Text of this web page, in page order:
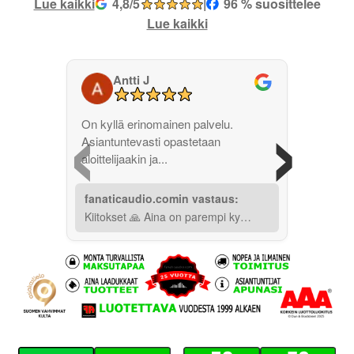
Lue kaikki
‹
Antti J
On kyllä erinomainen palvelu.
Asiantuntevasti opastetaan
aloittelijaakin ja...
fanaticaudio.comin vastaus:
Kiitokset 🙏 Aina on parempi ky…
›